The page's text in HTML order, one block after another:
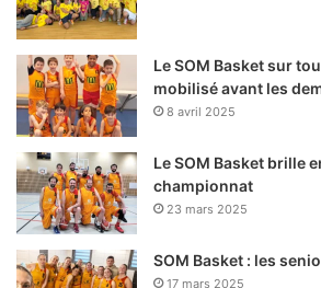
Le SOM Basket sur
mobilisé avant les
8 avril 2025
Le SOM Basket brille
championnat
23 mars 2025
SOM Basket : les
17 mars 2025